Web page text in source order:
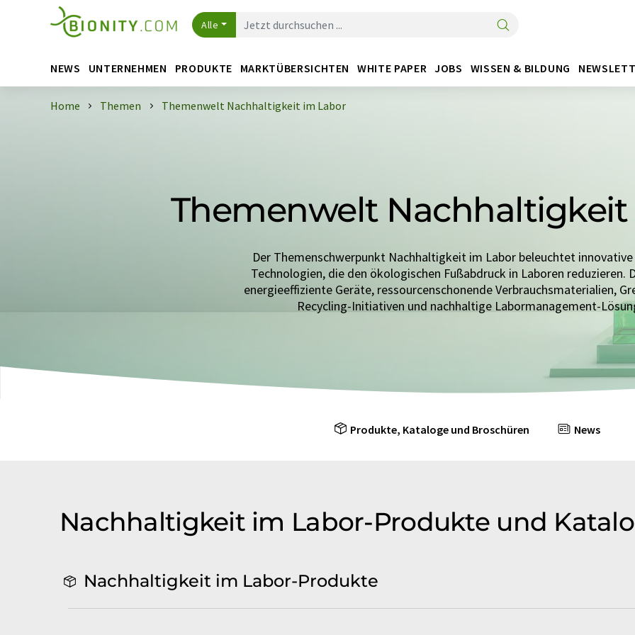
Alle
NEWS UNTERNEHMEN PRODUKTE MARKTÜBERSICHTEN WHITE PAPER JOBS WISSEN & BILDUNG
Home Themen Themenwelt Nachhaltigkeit im Labor
Themenwelt
Der Themenschwerpunkt Nachhaltigkeit im Labor beleuchtet
Technologien, die den ökologischen Fußabdruck in Laboren reduzieren.
energieeffiziente Geräte, ressourcenschonende Verbrauchsmaterialien,
Recycling-Initiativen und nachhaltige Labormanagement-
Produkte, Kataloge und Broschüren News
Nachhaltigkeit im Labor-Produkte und
Nachhaltigkeit im Labor-Produkte